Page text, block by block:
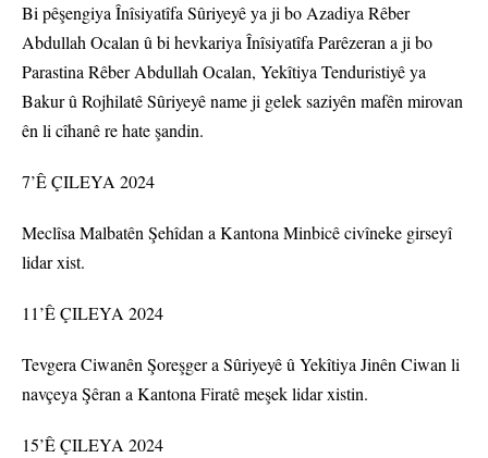
Bi pêşengiya Înîsiyatîfa Sûriyeyê ya ji bo Azadiya Rêber
Abdullah Ocalan û bi hevkariya Înîsiyatîfa Parêzeran a ji bo
Parastina Rêber Abdullah Ocalan, Yekîtiya Tenduristiyê ya
Bakur û Rojhilatê Sûriyeyê name ji gelek saziyên mafên mirovan
ên li cîhanê re hate şandin.
7’Ê ÇILEYA 2024
Meclîsa Malbatên Şehîdan a Kantona Minbicê civîneke girseyî
lidar xist.
11’Ê ÇILEYA 2024
Tevgera Ciwanên Şoreşger a Sûriyeyê û Yekîtiya Jinên Ciwan li
navçeya Şêran a Kantona Firatê meşek lidar xistin.
15’Ê ÇILEYA 2024